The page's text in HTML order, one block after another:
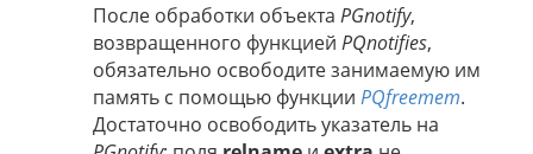
После обработки объекта PGnotify,
возвращенного функцией PQnotifies,
обязательно освободите занимаемую им
память с помощью функции PQfreemem.
Достаточно освободить указатель на